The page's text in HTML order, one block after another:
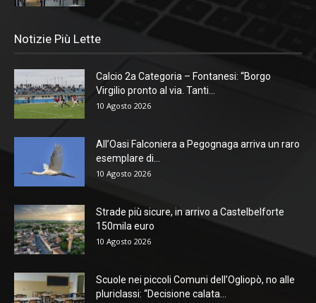
Notizie Più Lette
Calcio 2a Categoria – Fontanesi: “Borgo
Virgilio pronto al via. Tanti...
10 Agosto 2026
All’Oasi Falconiera a Pegognaga arriva un raro
esemplare di...
10 Agosto 2026
Strade più sicure, in arrivo a Castelbelforte
150mila euro
10 Agosto 2026
Scuole nei piccoli Comuni dell’Ogliopò, no alle
pluriclassi: “Decisione calata...